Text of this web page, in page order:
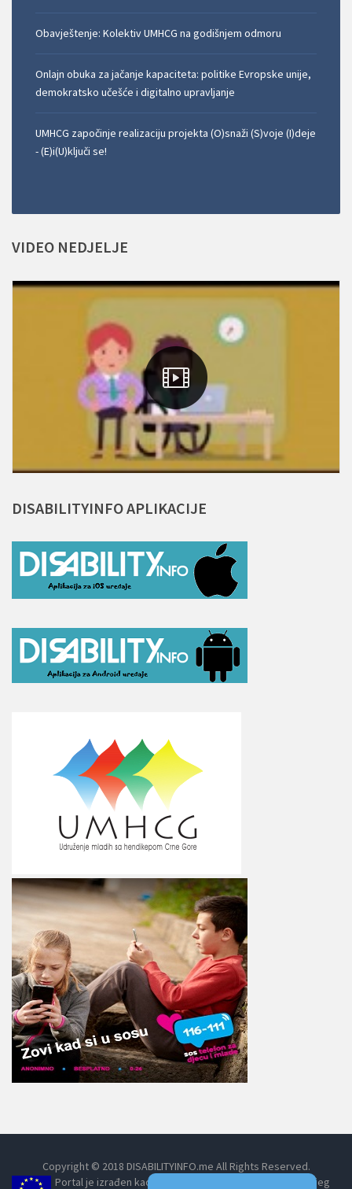
Obavještenje: Kolektiv UMHCG na godišnjem odmoru
Onlajn obuka za jačanje kapaciteta: politike Evropske unije,
demokratsko učešće i digitalno upravljanje
UMHCG započinje realizaciju projekta (O)snaži (S)voje (I)deje
- (E)i(U)ključi se!
VIDEO NEDJELJE
DISABILITYINFOAPLIKACIJE
Copyright © 2018 DISABILITYINFO.me All Rights Reserved.
Portal je izrađen kao dio projekta Umrežavanjem do boljeg